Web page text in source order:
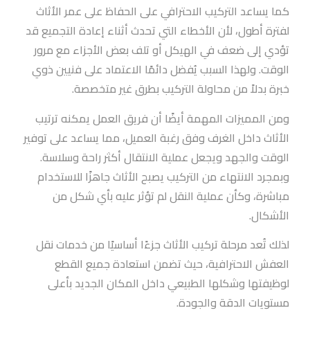
كما يساعد التركيب الاحترافي على الحفاظ على عمر الأثاث
لفترة أطول، لأن الأخطاء التي تحدث أثناء إعادة التجميع قد
تؤدي إلى ضعف في الهيكل أو تلف بعض الأجزاء مع مرور
الوقت. ولهذا السبب يُفضل دائمًا الاعتماد على فنيين ذوي
خبرة بدلاً من محاولة التركيب بطرق غير متخصصة.
ومن المميزات المهمة أيضًا أن فريق العمل يمكنه ترتيب
الأثاث داخل الغرف وفق رغبة العميل، مما يساعد على توفير
الوقت والجهد ويجعل عملية الانتقال أكثر راحة وسلاسة.
وبمجرد الانتهاء من التركيب يصبح الأثاث جاهزًا للاستخدام
مباشرة، وكأن عملية النقل لم تؤثر عليه بأي شكل من
الأشكال.
لذلك تُعد مرحلة تركيب الأثاث جزءًا أساسيًا من خدمات نقل
العفش الاحترافية، حيث تضمن استعادة جميع القطع
لوظيفتها وشكلها الطبيعي داخل المكان الجديد بأعلى
مستويات الدقة والجودة.